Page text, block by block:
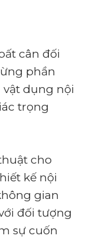
cân đối
phần
dụng nội
trọng
cho
kế nội
gian
đối tượng
sự cuốn